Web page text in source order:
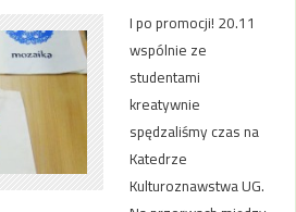
I po promocji! 20.11
wspólnie ze
studentami
kreatywnie
spędzaliśmy czas na
Katedrze
Kulturoznawstwa UG.